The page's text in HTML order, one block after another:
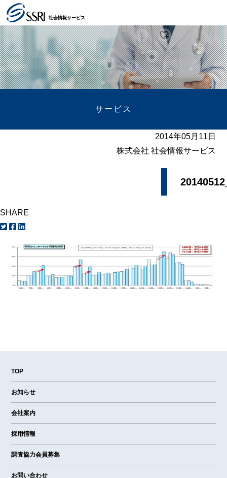
社会情報サービス
サービス
2014年05月11日
株式会社 社会情報サービス
SHARE
TOP
お知らせ
会社案内
採用情報
調査協力会員募集
お問い合わせ